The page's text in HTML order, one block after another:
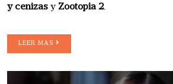
y cenizas y Zootopia 2.
LEER MAS